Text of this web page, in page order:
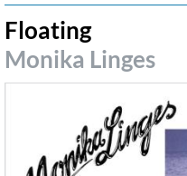
Floating
Monika Linges